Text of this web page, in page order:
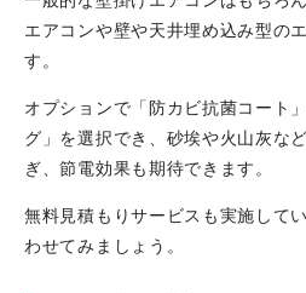
エアコンや壁や天井埋め込み型の
す。
オプションで「防カビ抗菌コート
グ」を選択でき、砂埃や火山灰な
ぎ、節電効果も期待できます。
無料見積もりサービスも実施して
わせてみましょう。